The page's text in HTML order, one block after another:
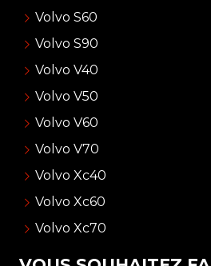
Volvo S60
Volvo S90
Volvo V40
Volvo V50
Volvo V60
Volvo V70
Volvo Xc40
Volvo Xc60
Volvo Xc70